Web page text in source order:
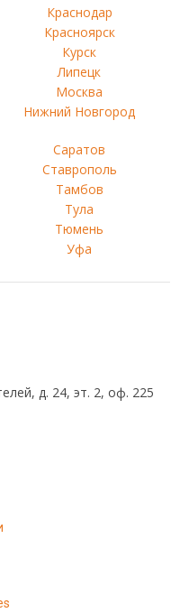
Краснодар
Красноярск
Курск
Липецк
Москва
Нижний Новгород
Саратов
Ставрополь
Тамбов
Тула
Тюмень
Уфа
д. 24, эт. 2, оф. 225